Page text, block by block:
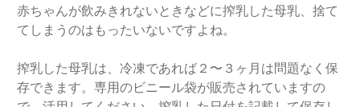
赤ちゃんが飲みきれないときなどに搾乳した母乳、捨て
てしまうのはもったいないですよね。
搾乳した母乳は、冷凍であれば２〜３ヶ月は問題なく保
存できます。専用のビニール袋が販売されていますの